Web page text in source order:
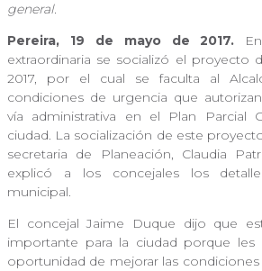
general.
Pereira, 19 de mayo de 2017.
extraordinaria se socializó el proyecto
2017, por el cual se faculta al
condiciones de urgencia que
vía administrativa en el Plan Parcial
ciudad. La socialización de este
secretaria de Planeación, Claudia
explicó a los concejales los
municipal.
El concejal Jaime Duque dijo que
importante para la ciudad porque les
oportunidad de mejorar las condiciones